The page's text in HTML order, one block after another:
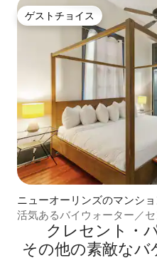
ゲストチョイス
ゲストチョイス
ニューオーリンズのマンシ
活気あるバイウォーター／
コニークレセント・
そ⁠の⁠他⁠の素⁠敵⁠な